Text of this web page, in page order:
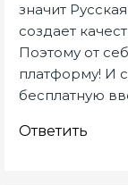
значит
создает
Поэтому от
платформу! И
бесплатную
Ответить